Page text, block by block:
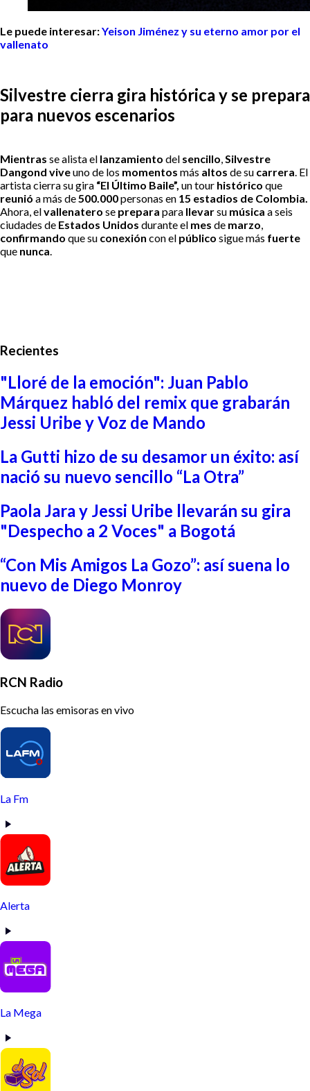
Le puede interesar:Yeison Jiménez y su eterno amor por el
vallenato
Silvestre cierra gira histórica y se prepara
para nuevos escenarios
Mientras se alista el lanzamiento del sencillo Silvestre
Dangond viveuno de los momentos más altos de su carrera . El
artista cierra su gira “El Último Baile”, un tour histórico que
reunió a más de 500.000personas en 15 estadios de Colombia.
Ahora, elvallenatero se prepara para llevarsu música a seis
ciudades de Estados Unidos durante el mes de marzo
confirmando que su conexión con el público sigue más fuerte
que nunca
Recientes
"Lloré de la emoción": Juan Pablo
Márquez habló del remix que grabarán
Jessi Uribe y Voz de Mando
La Gutti hizo de su desamor un éxito: así
nació su nuevo sencillo “La Otra”
Paola Jara y Jessi Uribe llevarán su gira
"Despecho a 2 Voces" a Bogotá
“Con Mis Amigos La Gozo”: así suena lo
nuevo de Diego Monroy
RCN Radio
Escucha las emisoras en vivo
La Fm
Alerta
La Mega